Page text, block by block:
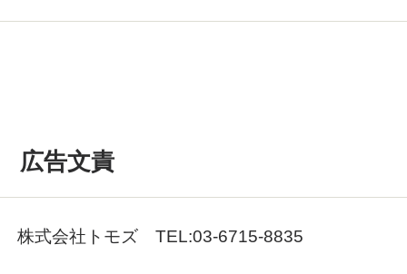
広告文責
株式会社トモズ TEL:03-6715-8835